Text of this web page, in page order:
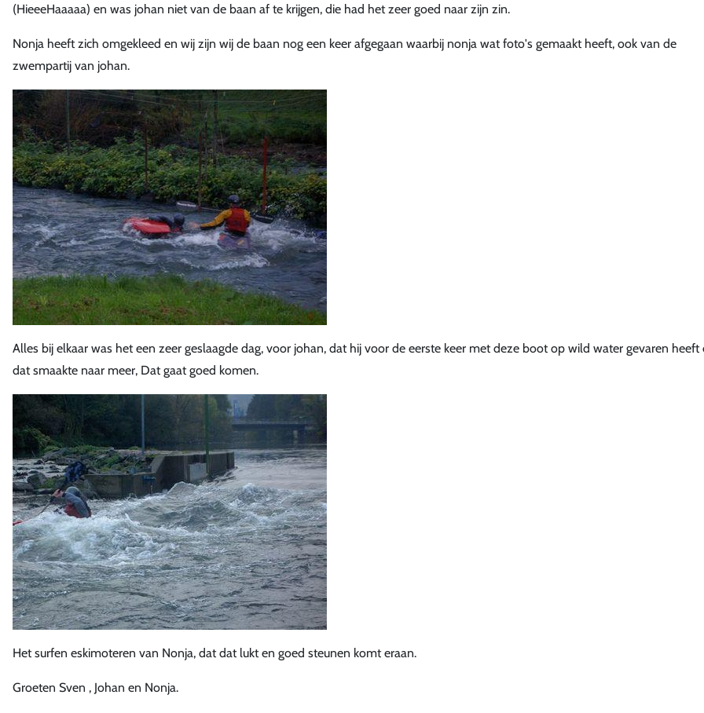
(HieeeHaaaaa) en was johan niet van de baan af te krijgen, die had het zeer goed naar zijn zin.
Nonja heeft zich omgekleed en wij zijn wij de baan nog een keer afgegaan waarbij nonja wat foto's gemaakt heeft, ook van de
zwempartij van johan.
Alles bij elkaar was het een zeer geslaagde dag, voor johan, dat hij voor de eerste keer met deze boot op wild water gevaren heeft
dat smaakte naar meer, Dat gaat goed komen.
Het surfen eskimoteren van Nonja, dat dat lukt en goed steunen komt eraan.
Groeten Sven , Johan en Nonja.